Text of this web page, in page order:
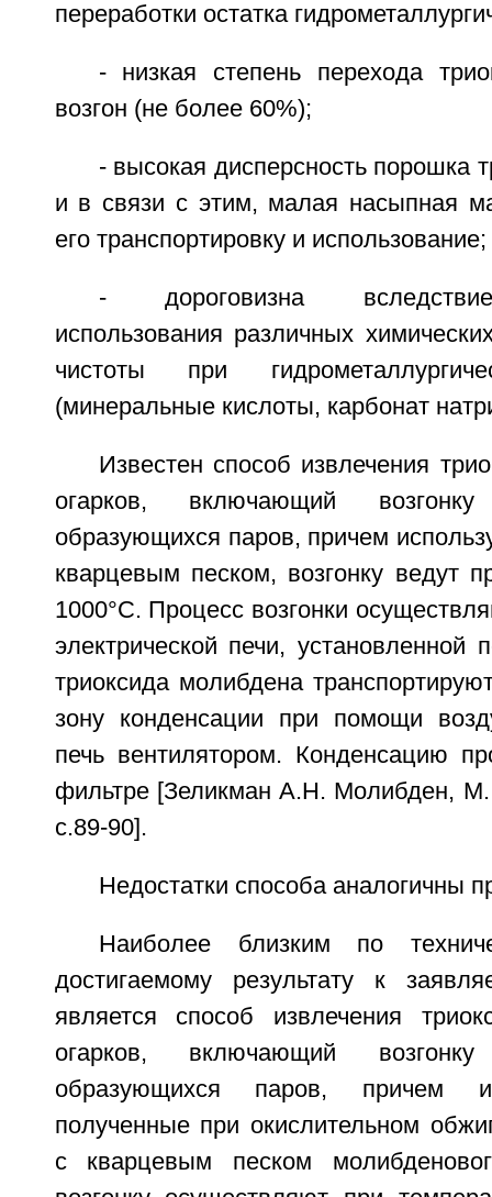
переработки остатка
- низкая степень перехода
возгон (не более 60%);
- высокая дисперсность порошка
и в связи с этим, малая насыпная
его транспортировку и использование;
- дороговизна
использования различных
чистоты при
(минеральные кислоты, карбонат
Известен способ извлечения
огарков, включающий
образующихся паров, причем
кварцевым песком, возгонку ведут
1000°С. Процесс возгонки
электрической печи,
триоксида молибдена
зону конденсации при помощи
печь вентилятором. Конденсацию
фильтре [Зеликман А.Н. Молибден,
с.89-90].
Недостатки способа аналогичны
Наиболее близким по
достигаемому результату к
является способ извлечения
огарков, включающий
образующихся паров, причем
полученные при окислительном
с кварцевым песком